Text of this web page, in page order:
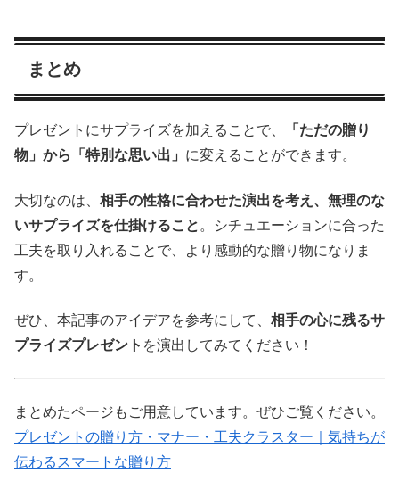
まとめ
プレゼントにサプライズを加えることで、
「ただの贈り
物」から「特別な思い出」 に変えることができます。
大切なのは、 相手の性格に合わせた演出を考え、無理のな
いサプライズを仕掛けること 。シチュエーションに合った
工夫を取り入れることで、より感動的な贈り物になりま
す。
ぜひ、本記事のアイデアを参考にして、 相手の心に残るサ
プライズプレゼント を演出してみてください！
まとめたページもご用意しています。ぜひご覧ください。
プレゼントの贈り方・マナー・工夫クラスター｜気持ちが
伝わるスマートな贈り方